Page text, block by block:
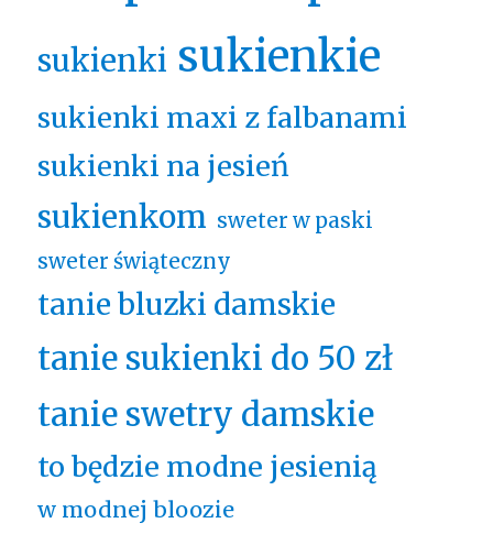
sukienki sukienkie
sukienki maxi z falbanami
sukienki na jesień
sukienkom sweter w paski
sweter świąteczny
tanie bluzki damskie
tanie sukienki do 50 zł
tanie swetry damskie
to będzie modne jesienią
w modnej bloozie